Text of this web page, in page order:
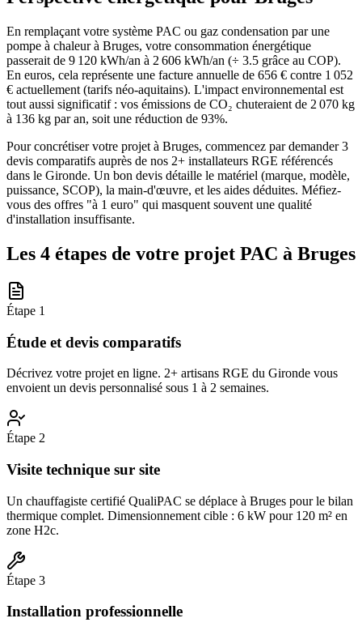
En remplaçant votre système PAC ou gaz condensation par une
pompe à chaleur à Bruges, votre consommation énergétique
passerait de 9 120 kWh/an à 2 606 kWh/an (÷ 3.5 grâce au COP).
En euros, cela représente une facture annuelle de 656 € contre 1 052
€ actuellement (tarifs néo-aquitains). L'impact environnemental est
tout aussi significatif : vos émissions de CO₂ chuteraient de 2 070 kg
à 136 kg par an, soit une réduction de 93%.
Pour concrétiser votre projet à Bruges, commencez par demander 3
devis comparatifs auprès de nos 2+ installateurs RGE référencés
dans le Gironde. Un bon devis détaille le matériel (marque, modèle,
puissance, SCOP), la main-d'œuvre, et les aides déduites. Méfiez-
vous des offres "à 1 euro" qui masquent souvent une qualité
d'installation insuffisante.
Les 4 étapes de votre projet PAC à Bruges
Étape 1
Étude et devis comparatifs
Décrivez votre projet en ligne. 2+ artisans RGE du Gironde vous
envoient un devis personnalisé sous 1 à 2 semaines.
Étape 2
Visite technique sur site
Un chauffagiste certifié QualiPAC se déplace à Bruges pour le bilan
thermique complet. Dimensionnement cible : 6 kW pour 120 m² en
zone H2c.
Étape 3
Installation professionnelle